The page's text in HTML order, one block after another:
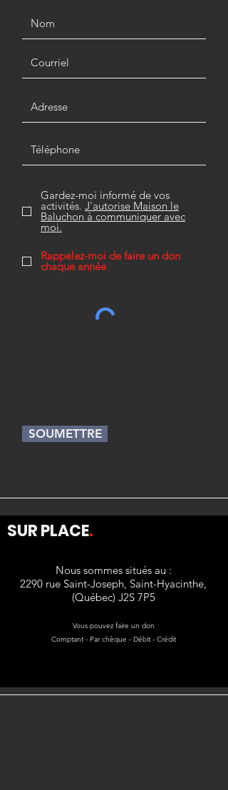
Gardez-moi informé de vos
activités. J'autorise Maison le
Baluchon à communiquer avec
moi.
Rappelez-moi de faire un don
chaque année
SOUMETTRE
SURPLACE.
Nous sommes situés au :
2290 rue Saint-Joseph, Saint-Hyacinthe,
(Québec) J2S 7P5
Vous pouvez faire un don
Comptant - Par chèque - Débit - Crédit